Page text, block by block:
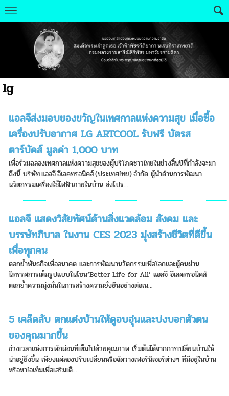
lg
แอลจีส่งมอบของขวัญในเทศกาลแห่งความสุข เมื่อซื้อ
เครื่องปรับอากาศ LG ARTCOOL รับฟรี บัตรส
ตาร์บัคส์ มูลค่า 1,000 บาท
เพื่อร่วมฉลองเทศกาลแห่งความสุขของผู้บริโภคชาวไทยในช่วงสิ้นปีที่กำลังจะมา
ถึงนี้ บริษัท แอลจี อีเลคทรอนิคส์ (ประเทศไทย) จำกัด ผู้นำด้านการพัฒนา
นวัตกรรมเครื่องใช้ไฟฟ้าภายในบ้าน ส่งโปร...
แอลจี แสดงวิสัยทัศน์ด้านสิ่งแวดล้อม สังคม และ
บรรษัทภิบาล ในงาน CES 2023 มุ่งสร้างชีวิตที่ดีขึ้น
เพื่อทุกคน
ตอกย้ำพันธกิจเพื่ออนาคต และการพัฒนานวัตกรรมเพื่อโลกและผู้คนผ่าน
นิทรรศการเต็มรูปแบบในโซน‘Better Life for All’ แอลจี อีเลคทรอนิคส์
ตอกย้ำความมุ่งมั่นในการสร้างความยั่งยืนอย่างต่อเน...
5 เคล็ดลับ ตกแต่งบ้านให้ดูอบอุ่นและบ่งบอกตัวตน
ของคุณมากขึ้น
ช่วงเวลาแห่งการพักผ่อนที่เต็มไปด้วยคุณภาพ เริ่มต้นได้จากการเปลี่ยนบ้านให้
น่าอยู่ยิ่งขึ้น เพียงแค่ลองปรับเปลี่ยนหรือจัดวางเฟอร์นิเจอร์ต่างๆ ที่มีอยู่ในบ้าน
หรือหาไอเท็มเพื่อเสริมเติ...